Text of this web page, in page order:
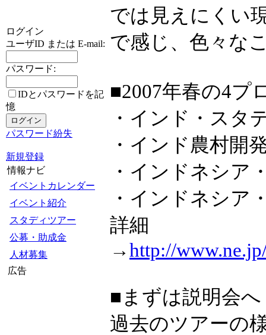
ログイン
ユーザID または E-mail:
パスワード:
IDとパスワードを記
憶
パスワード紛失
新規登録
情報ナビ
イベントカレンダー
イベント紹介
スタディツアー
公募・助成金
人材募集
広告
では見えにくい
で感じ、色々な
■2007年春の4プ
・インド・スタ
・インド農村開
・インドネシア
・インドネシア
詳細
→http://
■まずは説明会へ
過去のツアーの